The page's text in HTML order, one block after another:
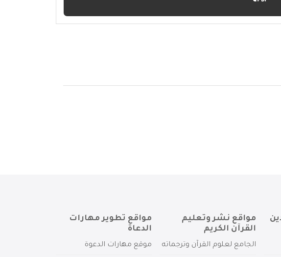
مواقع نشر وتعليم
القرآن الكريم
الجامع لعلوم القرآن وترجماته
مواقع تطوير مهارات
الدعاة
موقع مهارات الدعوة